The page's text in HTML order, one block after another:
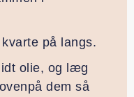
på langs.
olie, og læg
dem så